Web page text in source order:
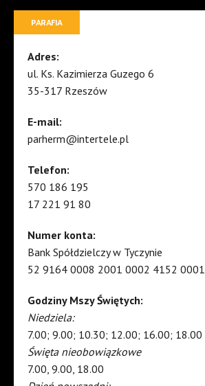
PARAFIA
Adres:
ul. Ks. Kazimierza Guzego 6
35-317 Rzeszów
E-mail:
parherm@intertele.pl
Telefon:
570 186 195
17 221 91 80
Numer konta:
Bank Spółdzielczy w Tyczynie
52 9164 0008 2001 0002 4152 0001
Godziny Mszy Świętych:
Niedziela:
7.00; 9.00; 10.30; 12.00; 16.00; 18.00
Święta nieobowiązkowe
7.00, 9.00, 18.00